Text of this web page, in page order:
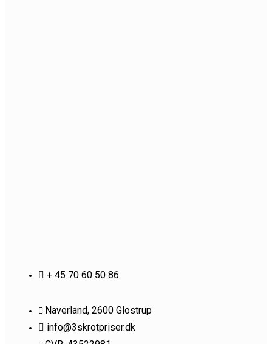
+ 45 70 60 50 86
Naverland, 2600 Glostrup
info@3skrotpriser.dk